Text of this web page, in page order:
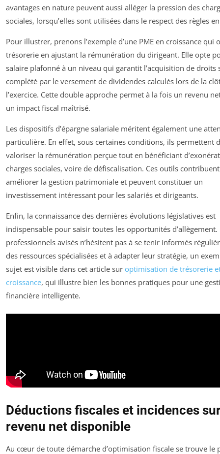
avantages en nature peuvent aussi alléger la pression des
sociales, lorsqu’elles sont utilisées dans le respect des règles
Pour illustrer, prenons l’exemple d’une PME en croissance qui
trésorerie en ajustant la rémunération du dirigeant. Elle opte
salaire plafonné à un niveau qui garantit l’acquisition de droits
complété par le versement de dividendes calculés lors de la
l’exercice. Cette double approche permet à la fois un revenu
un impact fiscal maîtrisé.
Les dispositifs d’épargne salariale méritent également une
particulière. En effet, sous certaines conditions, ils permettent
valoriser la rémunération perçue tout en bénéficiant
charges sociales, voire de défiscalisation. Ces outils
améliorer la gestion patrimoniale et peuvent constituer un
investissement intéressant pour les salariés et dirigeants.
Enfin, la connaissance des dernières évolutions législatives est
indispensable pour saisir toutes les opportunités d’allègement.
professionnels avisés n’hésitent pas à se tenir informés
des ressources spécialisées et à adapter leur stratégie, un
sujet est visible dans cet article sur optimisation de trésorerie
croissance, qui illustre bien les bonnes pratiques pour une
financière intelligente.
Déductions fiscales et incidences
revenu net disponible
Au cœur de toute démarche d’optimisation fiscale se trouve le